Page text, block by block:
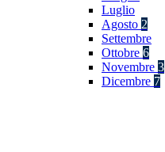
Luglio
Agosto 2
Settembre
Ottobre 6
Novembre 3
Dicembre 7